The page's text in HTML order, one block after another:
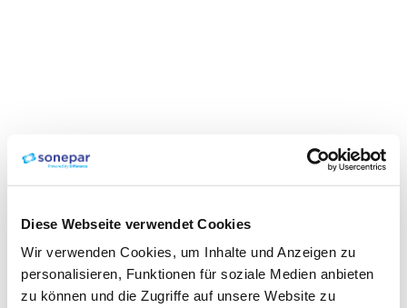
Diese Webseite verwendet Cookies
Wir verwenden Cookies, um Inhalte und Anzeigen zu
personalisieren, Funktionen für soziale Medien anbieten
zu können und die Zugriffe auf unsere Website zu